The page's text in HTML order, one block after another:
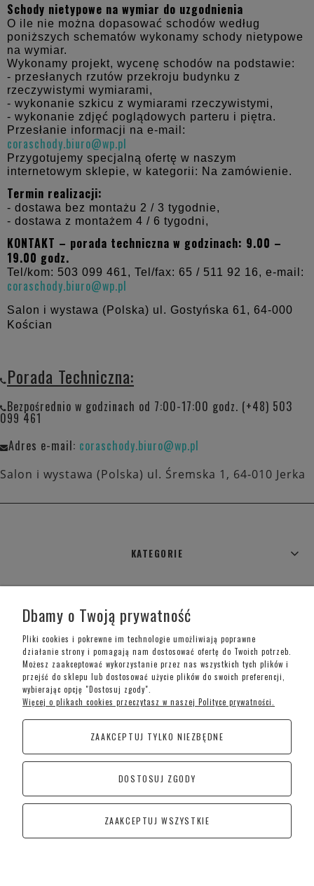
Schody nietypowe na wymiar do uzgodnienia
O ile nie można dopasować schodów według
poniższych schematów wykonamy schody nietypowe
na wymiar.
Wykonamy projekt, wycenę schodów na podstawie:
- przesłanych rzutów przekroju budynku z
rzeczywistymi wymiarami,
- wykonanie szkicu z wymiarami rzeczywistymi,
- wykonanie zdjęć poglądowych parteru i piętra.
Przesłanie informacji na e-mail:
coraschody.biuro@wp.pl
Przygotujemy specjalną ofertę w naszym
internetowym sklepie, w kategorii: Na zamówienie.
Termin realizacji:
- dostawa bez montażu 2 / 3 tygodnie,
- dostawa z montażem 4 / 6 tygodni,
KONTAKT – porada techniczna w godzinach: 9.00 –
19.00 godz.
Tel/kom: 503 099 461, Tel/fax: 65 / 511 92 16, e-mail:
coraschody.biuro@wp.pl
Salon i wystawa (Polska) ul. Gostyńska 61, 64-000
Kościan
Porada Techniczna:
Bezpośrednio w godzinach od 7:00-17:00 godz. (+48) 503
099 461
Adres e-mail: coraschody.biuro@wp.pl
Salon i wystawa (Polska) ul. Śremska 1, 64-010 Jerka
KATEGORIE
MOJE KONTO
INFORMACJE O SKLEPIE
Telefon kontaktowy –+48 697 733 970
Poniedziałek-Piątek: 09:00 - 19:00,
Sobota: 09:00-15:00
CoraSchody – Schody | Poręcze i Balustrady
Kościan
Śremska 1, 64-010 Jerka
Dbamy o Twoją prywatność
Pliki cookies i pokrewne im technologie umożliwiają poprawne
działanie strony i pomagają nam dostosować ofertę do Twoich potrzeb.
Możesz zaakceptować wykorzystanie przez nas wszystkich tych plików i
przejść do sklepu lub dostosować użycie plików do swoich preferencji,
wybierając opcję "Dostosuj zgody".
Więcej o plikach cookies przeczytasz w naszej Polityce prywatności.
ZAAKCEPTUJ TYLKO NIEZBĘDNE
DOSTOSUJ ZGODY
ZAAKCEPTUJ WSZYSTKIE